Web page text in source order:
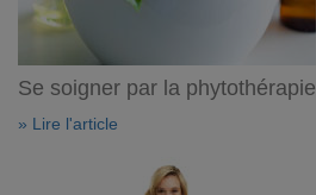
Se soigner par la phytothérapie
» Lire l'article